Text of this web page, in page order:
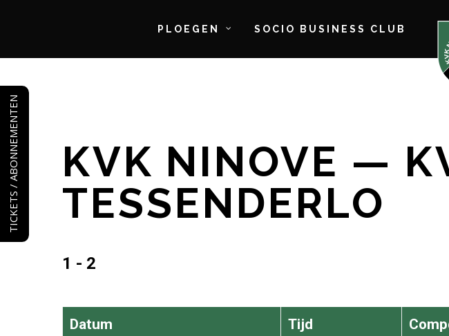
to
main
content
PLOEGEN SOCIO BUSINESS CLUB
KVK NINOVE —
TESSENDERLO
1 - 2
Datum Tijd
TICKETS / ABONNEMENTEN